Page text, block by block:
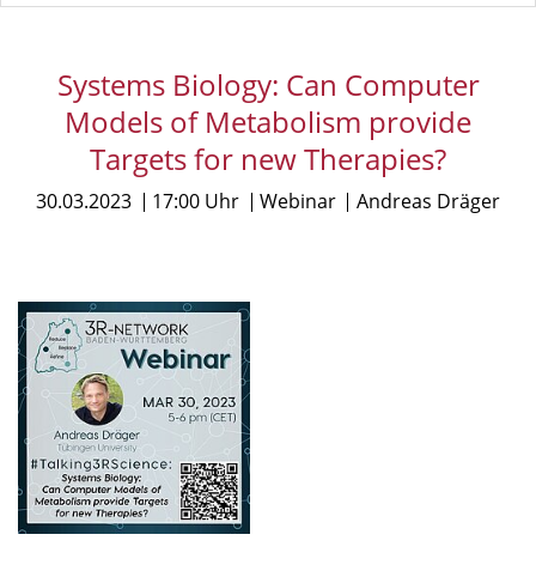
Systems Biology: Can Computer
Models of Metabolism provide
Targets for new Therapies?
30.03.2023 17:00 Uhr Webinar Andreas Dräger